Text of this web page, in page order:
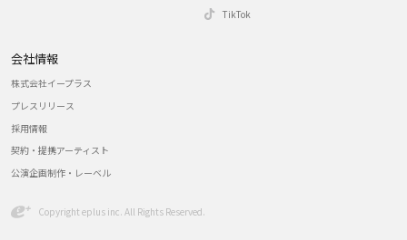
TikTok
会社情報
株式会社イープラス
プレスリリース
採用情報
契約・提携アーティスト
公演企画制作・レーベル
Copyright eplus inc. All Rights Reserved.